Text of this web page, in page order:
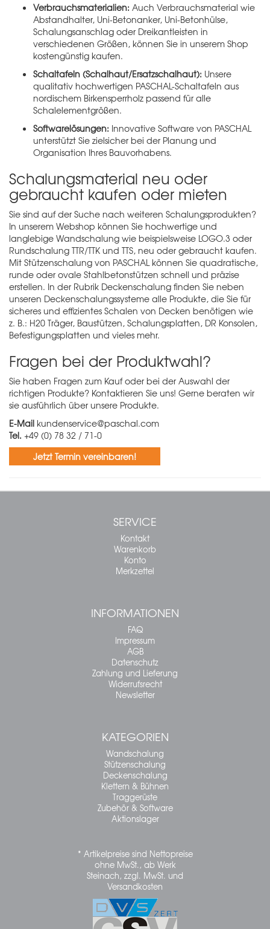
Verbrauchsmaterialien: Auch Verbrauchsmaterial wie
Abstandhalter, Uni-Betonanker, Uni-Betonhülse,
Schalungsanschlag oder Dreikantleisten in
verschiedenen Größen, können Sie in unserem Shop
kostengünstig kaufen.
Schaltafeln (Schalhaut/Ersatzschalhaut): Unsere
qualitativ hochwertigen PASCHAL-Schaltafeln aus
nordischem Birkensperrholz passend für alle
Schalelementgrößen.
Softwarelösungen: Innovative Software von PASCHAL
unterstützt Sie zielsicher bei der Planung und
Organisation Ihres Bauvorhabens.
Schalungsmaterial neu oder
gebraucht kaufen oder mieten
Sie sind auf der Suche nach weiteren Schalungsprodukten?
In unserem Webshop können Sie hochwertige und
langlebige Wandschalung wie beispielsweise LOGO.3 oder
Rundschalung TTR/TTK und TTS, neu oder gebraucht kaufen.
Mit Stützenschalung von PASCHAL können Sie quadratische,
runde oder ovale Stahlbetonstützen schnell und präzise
erstellen. In der Rubrik Deckenschalung finden Sie neben
unseren Deckenschalungssysteme alle Produkte, die Sie für
sicheres und effizientes Schalen von Decken benötigen wie
z. B.: H20 Träger, Baustützen, Schalungsplatten, DR Konsolen,
Befestigungsplatten und vieles mehr.
Fragen bei der Produktwahl?
Sie haben Fragen zum Kauf oder bei der Auswahl der
richtigen Produkte? Kontaktieren Sie uns! Gerne beraten wir
sie ausführlich über unsere Produkte.
E-Mail kundenservice@paschal.com
Tel. +49 (0) 78 32 / 71-0
Jetzt Termin vereinbaren!
SERVICE
Kontakt
Warenkorb
Konto
Merkzettel
INFORMATIONEN
FAQ
Impressum
AGB
Datenschutz
Zahlung und Lieferung
Widerrufsrecht
Newsletter
KATEGORIEN
Wandschalung
Stützenschalung
Deckenschalung
Klettern & Bühnen
Traggerüste
Zubehör & Software
Aktionslager
* Artikelpreise sind Nettopreise
ohne MwSt., ab Werk
Steinach, zzgl. MwSt. und
Versandkosten